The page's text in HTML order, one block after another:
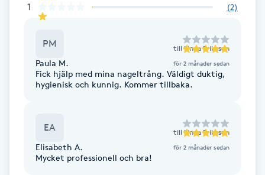
Diamantslipning
Extensions
Extensions borttagning
Eyeliner-tatuering
1 (2)
PM till Linda Eriksson
Paula M. för 2 månader sedan
Fick hjälp med mina nageltrång. Väldigt duktig,
hygienisk och kunnig. Kommer tillbaka.
EA till Linda Eriksson
Elisabeth A. för 2 månader sedan
Mycket professionell och bra!